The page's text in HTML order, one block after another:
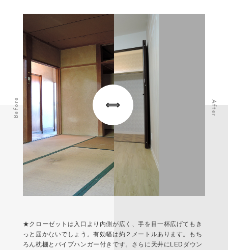
Before After
★クローゼットは入口より内側が広く、手を目一杯広げてもき
っと届かないでしょう。有効幅は約２メートルあります。もち
ろん枕棚とパイプハンガー付きです。さらに天井にLEDダウン